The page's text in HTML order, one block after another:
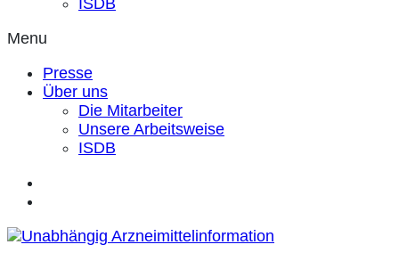
ISDB
Menu
Presse
Über uns
Die Mitarbeiter
Unsere Arbeitsweise
ISDB